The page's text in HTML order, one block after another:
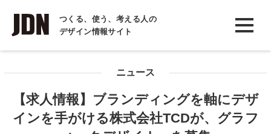
つくる、使う、考える人の
デザイン情報サイト
INTERVIEW
インタビュー
COLUMN
ニュース
【求人情報】ブランディングを軸にデザ
インを手がける株式会社TCDが、グラフ